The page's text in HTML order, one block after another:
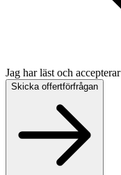
Jag har läst och accepterar
Skicka offertförfrågan